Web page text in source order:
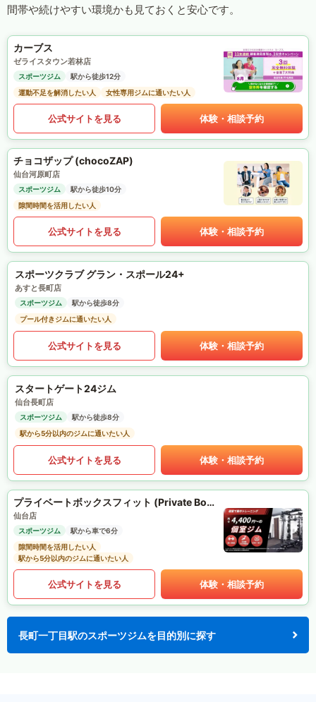
間帯や続けやすい環境かも見ておくと安心です。
カーブス
ゼライスタウン若林店
スポーツジム
駅から徒歩12分
運動不足を解消したい人
女性専用ジムに通いたい人
公式サイトを見る 体験・相談予約
チョコザップ (chocoZAP)
仙台河原町店
スポーツジム
駅から徒歩10分
隙間時間を活用したい人
公式サイトを見る 体験・相談予約
スポーツクラブ グラン・スポール24+
あすと長町店
スポーツジム
駅から徒歩8分
プール付きジムに通いたい人
公式サイトを見る 体験・相談予約
スタートゲート24ジム
仙台長町店
スポーツジム
駅から徒歩8分
駅から5分以内のジムに通いたい人
公式サイトを見る 体験・相談予約
プライベートボックスフィット (Private Box Fit)
仙台店
スポーツジム
駅から車で6分
隙間時間を活用したい人
駅から5分以内のジムに通いたい人
公式サイトを見る 体験・相談予約
長町一丁目駅のスポーツジムを目的別に探す